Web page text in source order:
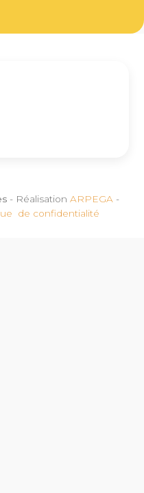
- Réalisation ARPEGA -
de confidentialité